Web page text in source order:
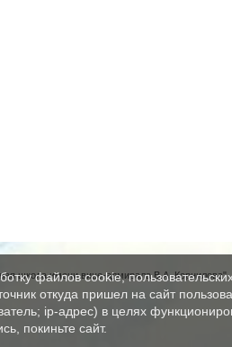
школа имени вице-адмирала В.А. Корнилова"
файлов cookie,
откуда пришел на сайт
ip-адрес) в целях
покиньте сайт.